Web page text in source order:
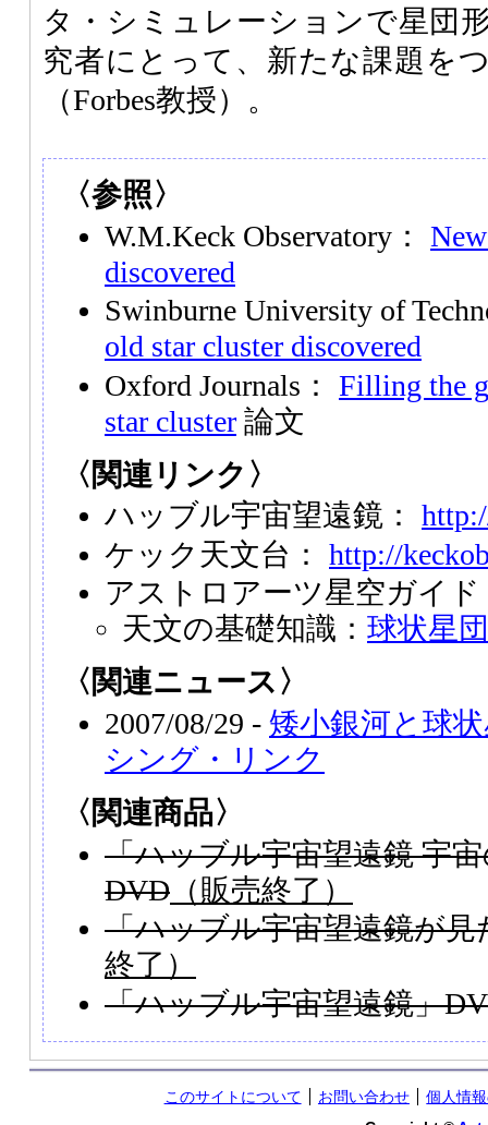
タ・シミュレーションで星団
究者にとって、新たな課題を
（Forbes教授）。
〈参照〉
W.M.Keck Observatory：
discovered
Swinburne University of
old star cluster discovered
Oxford Journals： Filling the
star cluster 論文
〈関連リンク〉
ハッブル宇宙望遠鏡：
ケック天文台： http://
アストロアーツ星空ガイド
天文の基礎知識： 球状星団
〈関連ニュース〉
2007/08/29 - 矮小銀河と球
シング・リンク
〈関連商品〉
「ハッブル宇宙望遠鏡 宇
DVD （販売終了）
「ハッブル宇宙望遠鏡が見
終了）
「ハッブル宇宙望遠鏡」
このサイトについて お問い合わせ
個人情